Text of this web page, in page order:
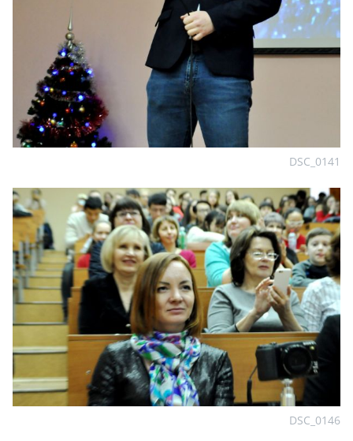
DSC_0141
DSC_0146